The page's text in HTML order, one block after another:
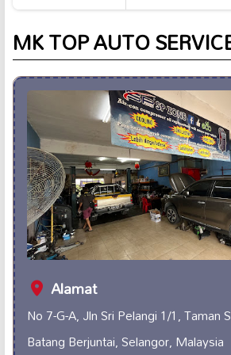
MK TOP AUTO
Alamat
No 7-G-A, Jln Sri Pelangi 1/1, Taman
Batang Berjuntai, Selangor, Malaysia